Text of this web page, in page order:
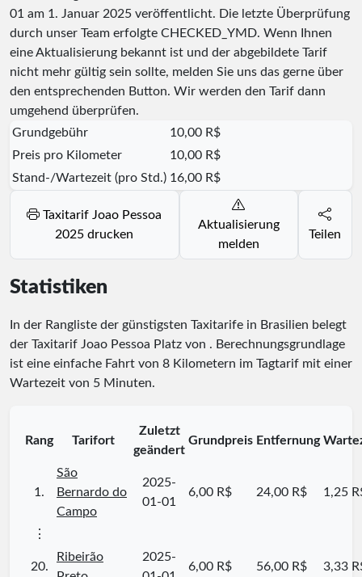
01 am 1. Januar 2025 veröffentlicht. Die letzte Überprüfung
durch unser Team erfolgte CHECKED_YMD. Wenn Ihnen
eine Aktualisierung bekannt ist und der abgebildete Tarif
nicht mehr gültig sein sollte, melden Sie uns das gerne über
den entsprechenden Button. Wir werden den Tarif dann
umgehend überprüfen.
Grundgebühr
10,00 R$
Preis pro Kilometer
10,00 R$
Stand-/Wartezeit (pro Std.) 16,00 R$
Taxitarif Joao Pessoa
2025 drucken
Aktualisierung
melden
Teilen
Statistiken
In der Rangliste der günstigsten Taxitarife in Brasilien belegt
der Taxitarif Joao Pessoa Platz von . Berechnungsgrundlage
ist eine einfache Fahrt von 8 Kilometern im Tagtarif mit einer
Wartezeit von 5 Minuten.
Rang Tarifort
Zuletzt
geändert
Grundpreis Entfernung
1.
São
Bernardo do
Campo
2025-
01-01
6,00 R$ 24,00 R$ 1,25
⋮
20.
Ribeirão
2025-
6,00 R$ 56,00 R$ 3,33